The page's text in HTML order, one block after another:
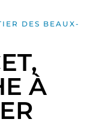
DES BEAUX-
À